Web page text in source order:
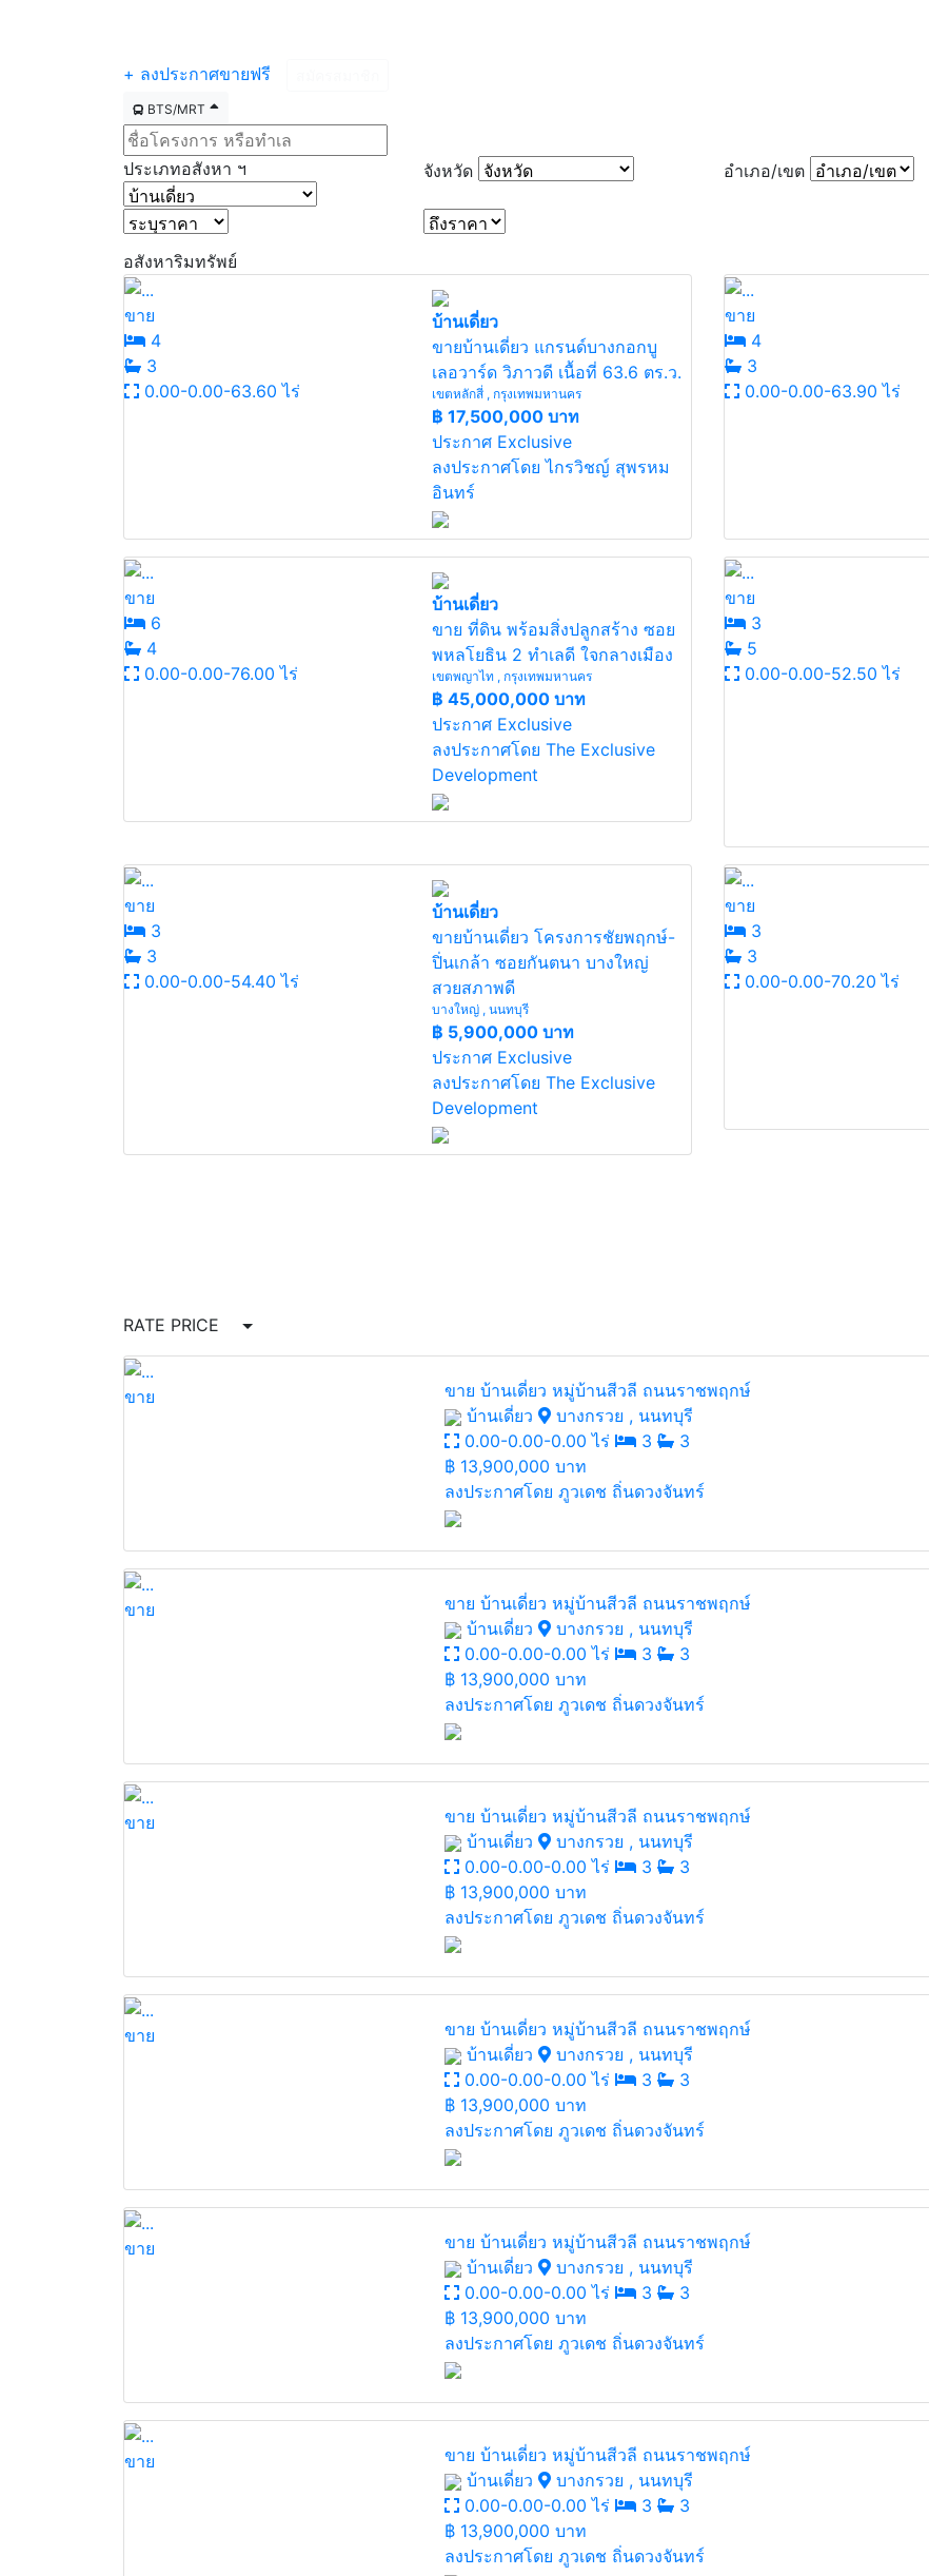
+ ลงประกาศขายฟรี
BTS/MRT
ประเภทอสังหา ฯ จังหวัด อำเภอ/เขต
อสังหาริมทรัพย์
ขาย
4
3
0.00-0.00-63.60 ไร่
บ้านเดี่ยว
ขายบ้านเดี่ยว แกรนด์บางกอกบู
เลอวาร์ด วิภาวดี เนื้อที่ 63.6 ตร.ว.
เขตหลักสี่ , กรุงเทพมหานคร
฿ 17,500,000 บาท
ประกาศ Exclusive
ลงประกาศโดย ไกรวิชญ์ สุพรหม
อินทร์
ขาย
4
3
0.00-0.00-63.90 ไร่
ขาย
6
4
0.00-0.00-76.00 ไร่
บ้านเดี่ยว
ขาย ที่ดิน พร้อมสิ่งปลูกสร้าง ซอย
พหลโยธิน 2 ทำเลดี ใจกลางเมือง
เขตพญาไท , กรุงเทพมหานคร
฿ 45,000,000 บาท
ประกาศ Exclusive
ลงประกาศโดย The Exclusive
Development
ขาย
3
5
0.00-0.00-52.50 ไร่
ขาย
3
3
0.00-0.00-54.40 ไร่
บ้านเดี่ยว
ขายบ้านเดี่ยว โครงการชัยพฤกษ์-
ปิ่นเกล้า ซอยกันตนา บางใหญ่
สวยสภาพดี
บางใหญ่ , นนทบุรี
฿ 5,900,000 บาท
ประกาศ Exclusive
ลงประกาศโดย The Exclusive
Development
ขาย
3
3
0.00-0.00-70.20 ไร่
RATE PRICE
ขาย
ขาย บ้านเดี่ยว หมู่บ้านสีวลี ถนนราชพฤกษ์
บ้านเดี่ยว
บางกรวย , นนทบุรี
0.00-0.00-0.00 ไร่
3
3
฿ 13,900,000 บาท
ลงประกาศโดย ภูวเดช ถิ่นดวงจันทร์
ขาย
ขาย บ้านเดี่ยว หมู่บ้านสีวลี ถนนราชพฤกษ์
บ้านเดี่ยว
บางกรวย , นนทบุรี
0.00-0.00-0.00 ไร่
3
3
฿ 13,900,000 บาท
ลงประกาศโดย ภูวเดช ถิ่นดวงจันทร์
ขาย
ขาย บ้านเดี่ยว หมู่บ้านสีวลี ถนนราชพฤกษ์
บ้านเดี่ยว
บางกรวย , นนทบุรี
0.00-0.00-0.00 ไร่
3
3
฿ 13,900,000 บาท
ลงประกาศโดย ภูวเดช ถิ่นดวงจันทร์
ขาย
ขาย บ้านเดี่ยว หมู่บ้านสีวลี ถนนราชพฤกษ์
บ้านเดี่ยว
บางกรวย , นนทบุรี
0.00-0.00-0.00 ไร่
3
3
฿ 13,900,000 บาท
ลงประกาศโดย ภูวเดช ถิ่นดวงจันทร์
ขาย
ขาย บ้านเดี่ยว หมู่บ้านสีวลี ถนนราชพฤกษ์
บ้านเดี่ยว
บางกรวย , นนทบุรี
0.00-0.00-0.00 ไร่
3
3
฿ 13,900,000 บาท
ลงประกาศโดย ภูวเดช ถิ่นดวงจันทร์
ขาย
ขาย บ้านเดี่ยว หมู่บ้านสีวลี ถนนราชพฤกษ์
บ้านเดี่ยว
บางกรวย , นนทบุรี
0.00-0.00-0.00 ไร่
3
3
฿ 13,900,000 บาท
ลงประกาศโดย ภูวเดช ถิ่นดวงจันทร์